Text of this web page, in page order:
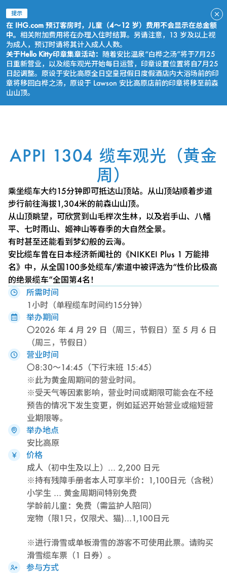
提示
在 IHG.com 预订客房时，儿童（4～12 岁）费用不会显示在总金额
中。 相关附加费用将在办理入住时结算。另请注意，13 岁及以上视
为成人，预订时请将其计入成人人数。
关于Hello Kitty印章集章活动： 随着安比温泉“白桦之汤”将于7月25
日重新营业，以及缆车观光开始每日运营，印章设置位置将自7月25
日起调整。原设于安比高原全日空皇冠假日度假酒店内大浴场前的印
章将移回白桦之汤，原设于 Lawson 安比高原店前的印章将移至前森
山山顶。
APPI 1304 缆车观光（黄金
周）
乘坐缆车大约15分钟即可抵达山顶站。从山顶站顺着步道
步行前往海拔1,304米的前森山山顶。
从山顶眺望，可欣赏到山毛榉次生林，以及岩手山、八幡
平、七时雨山、姬神山等春季的大自然全景。
有时甚至还能看到梦幻般的云海。
安比缆车曾在日本经济新闻社的《NIKKEI Plus 1 万能排
名》中，从全国100多处缆车/索道中被评选为“性价比极高
的绝景缆车”全国第4名！
所需时间
1小时（单程缆车时间约15分钟）
举办期间
〇2026 年 4 月 29 日（周三，节假日）至 5 月 6 日
（周三，节假日）
营业时间
〇8:30～14:45（下行末班 15:45）
※此为黄金周期间的营业时间。
※受天气等因素影响，营业时间或期限可能会在不经
预告的情况下发生变更，例如延迟开始营业或缩短营
业期限等。
举办地点
安比高原
价格
成人（初中生及以上）… 2,200 日元
※持有残障手册者本人可享半价：1,100日元（含税）
小学生 … 黄金周期间特别免费
学龄前儿童：免费（需监护人陪同）
宠物（限1只，仅限犬、猫)…1,100日元
※进行滑雪或单板滑雪的游客不可使用此票。请购买
滑雪缆车票（1 日券）。
参与方式